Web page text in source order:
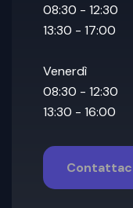
08:30 - 12:30
13:30 - 17:00
Venerdì
08:30 - 12:30
13:30 - 16:00